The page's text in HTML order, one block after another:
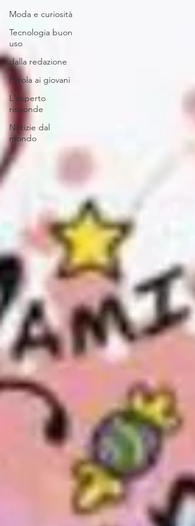
Moda e curiosità
Tecnologia buon
uso
dalla redazione
Parola ai giovani
L'esperto
risponde
Notizie dal
mondo